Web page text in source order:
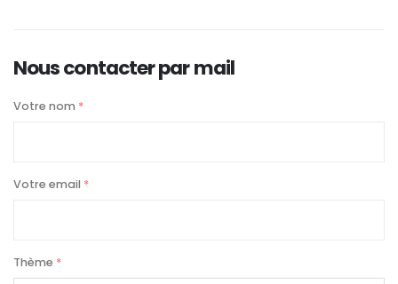
Nous contacter par mail
Votre nom *
Votre email *
Thème *